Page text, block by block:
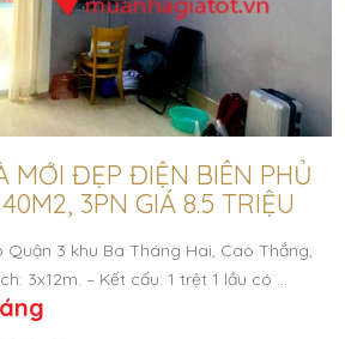
MỚI ĐẸP ĐIỆN BIÊN PHỦ
3PN GIÁ 8.5 TRIỆU
3 khu Ba Tháng Hai, Cao Thắng,
3x12m. – Kết cấu: 1 trệt 1 lầu có …